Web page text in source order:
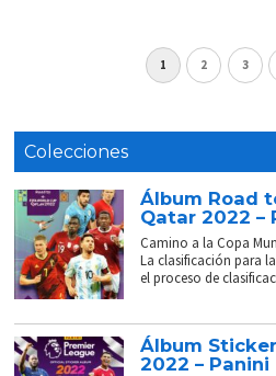
1 2 3
Colecciones
Álbum Road
Qatar 2022 –
Camino a la Copa
La clasificación para
el proceso de
Álbum
2022 – Panini